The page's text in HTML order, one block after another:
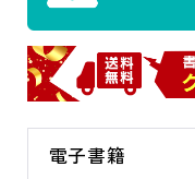
電子書籍